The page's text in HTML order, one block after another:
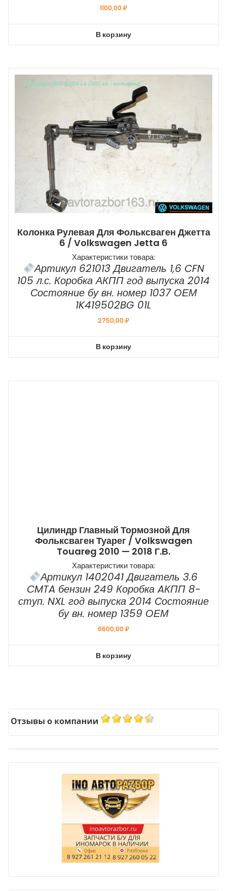
1100,00₽
В корзину
Колонка Рулевая Для Фольксваген Джетта
6 / Volkswagen Jetta 6
Характеристики товара:
Артикул 621013 Двигатель 1,6 CFN
105 л.с. Коробка АКПП год выпуска 2014
Состояние бу вн. номер 1037 ОЕМ
1K419502BG 01L
2750,00₽
В корзину
Цилиндр Главный Тормозной Для
Фольксваген Туарег / Volkswagen
Touareg 2010 — 2018 Г.в.
Характеристики товара:
Артикул 1402041 Двигатель 3.6
CMTA бензин 249 Коробка AКПП 8-
ступ. NXL год выпуска 2014 Состояние
бу вн. номер 1359 ОЕМ
6600,00₽
В корзину